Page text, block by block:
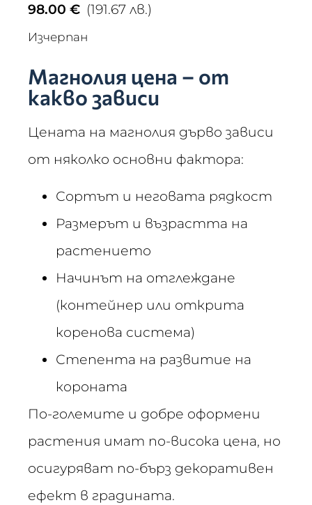
98.00 € (191.67 лв.)
Изчерпан
Магнолия цена – от
какво зависи
Цената на магнолия дърво зависи
от няколко основни фактора:
Сортът и неговата рядкост
Размерът и възрастта на
растението
Начинът на отглеждане
(контейнер или открита
коренова система)
Степента на развитие на
короната
По-големите и добре оформени
растения имат по-висока цена, но
осигуряват по-бърз декоративен
ефект в градината.